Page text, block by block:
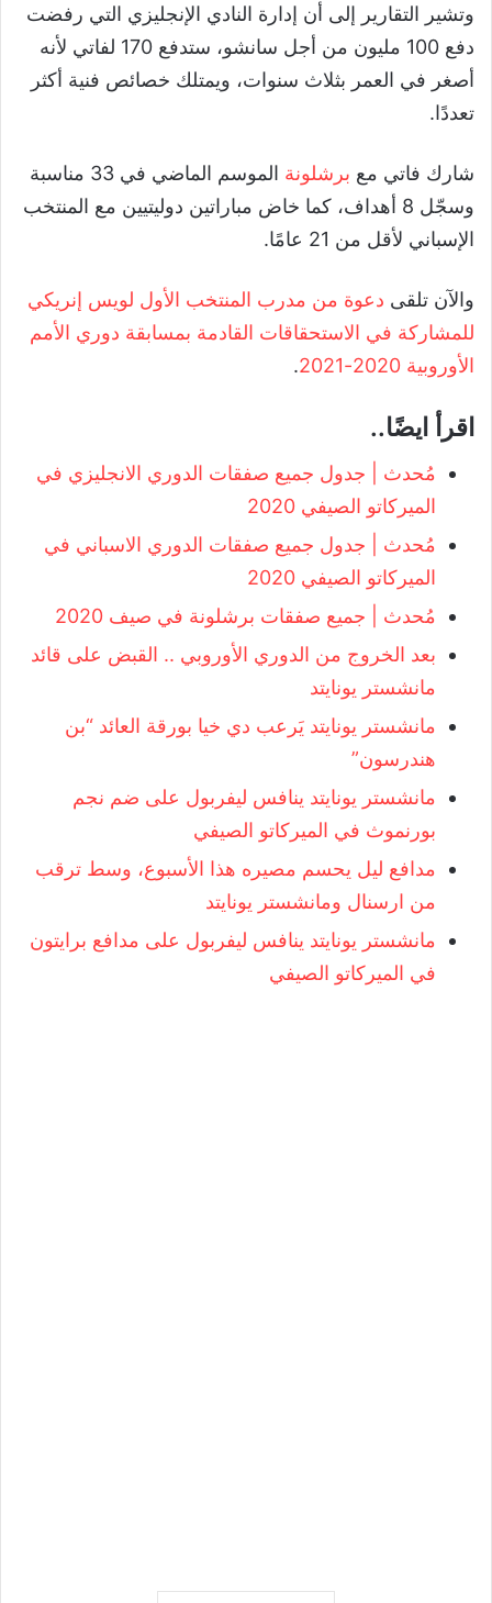
وتشير التقارير إلى أن إدارة النادي الإنجليزي التي رفضت
دفع 100 مليون من أجل سانشو، ستدفع 170 لفاتي لأنه
أصغر في العمر بثلاث سنوات، ويمتلك خصائص فنية أكثر
تعددًا.
شارك فاتي مع برشلونة
الموسم الماضي في 33 مناسبة
وسجّل 8 أهداف، كما خاض مباراتين دوليتيين مع المنتخب
الإسباني لأقل من 21 عامًا.
والآن تلقى دعوة من مدرب المنتخب الأول لويس إنريكي
للمشاركة في الاستحقاقات القادمة بمسابقة دوري الأمم
الأوروبية 2020-2021
.
اقرأ ايضًا..
مُحدث | جدول جميع صفقات الدوري الانجليزي في
الميركاتو الصيفي 2020
مُحدث | جدول جميع صفقات الدوري الاسباني في
الميركاتو الصيفي 2020
مُحدث | جميع صفقات برشلونة في صيف 2020
بعد الخروج من الدوري الأوروبي .. القبض على قائد
مانشستر يونايتد
مانشستر يونايتد يَرعب دي خيا بورقة العائد “بن
هندرسون”
مانشستر يونايتد ينافس ليفربول على ضم نجم
بورنموث في الميركاتو الصيفي
مدافع ليل يحسم مصيره هذا الأسبوع، وسط ترقب
من ارسنال ومانشستر يونايتد
مانشستر يونايتد ينافس ليفربول على مدافع برايتون
في الميركاتو الصيفي